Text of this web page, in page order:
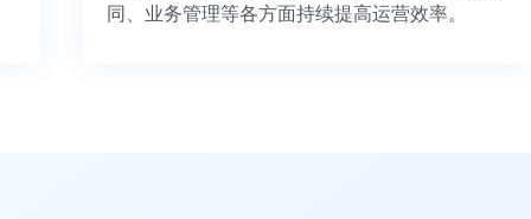
同、业务管理等各方面持续提高运营效率。